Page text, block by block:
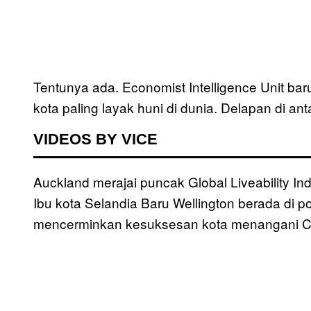
Tentunya ada. Economist Intelligence Unit
kota paling layak huni di dunia. Delapan di
VIDEOS BY VICE
Auckland merajai puncak Global Liveability
Ibu kota Selandia Baru Wellington berada di
mencerminkan kesuksesan kota menangani